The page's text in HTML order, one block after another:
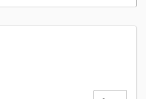
Dokumenten,